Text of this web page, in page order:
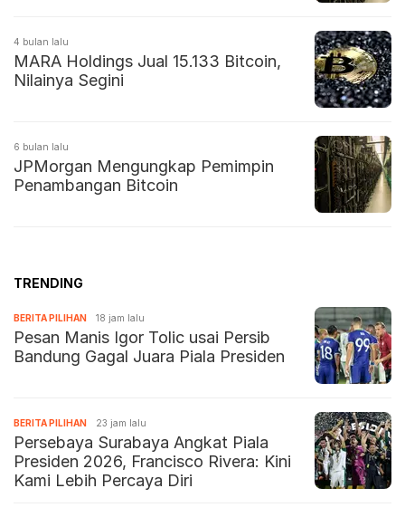
4 bulan lalu
MARA Holdings Jual 15.133 Bitcoin,
Nilainya Segini
6 bulan lalu
JPMorgan Mengungkap Pemimpin
Penambangan Bitcoin
TRENDING
BERITA PILIHAN 18 jam lalu
Pesan Manis Igor Tolic usai Persib
Bandung Gagal Juara Piala Presiden
BERITA PILIHAN 23 jam lalu
Persebaya Surabaya Angkat Piala
Presiden 2026, Francisco Rivera: Kini
Kami Lebih Percaya Diri